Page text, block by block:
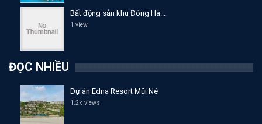
Bất động sản khu Đông Hà...
1 view
ĐỌC NHIỀU
Dự án Edna Resort Mũi Né
1.2k views